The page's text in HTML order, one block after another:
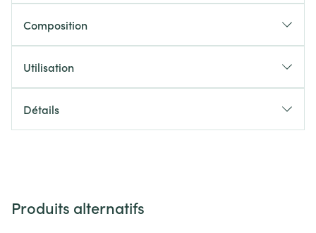
Composition
Utilisation
Détails
Produits alternatifs